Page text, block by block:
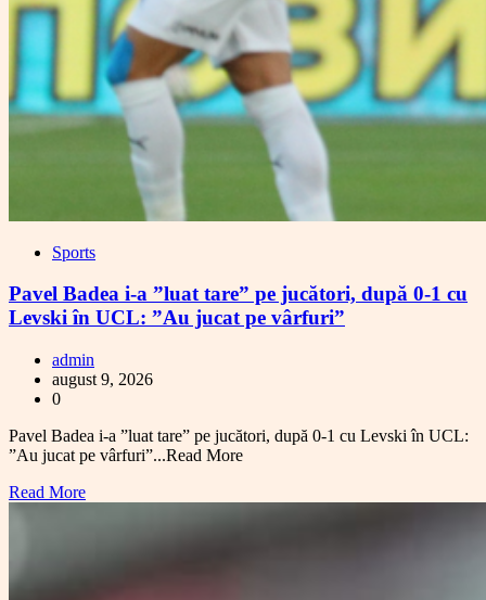
Sports
Pavel Badea i-a ”luat tare” pe jucători, după 0-1 cu
Levski în UCL: ”Au jucat pe vârfuri”
admin
august 9, 2026
0
Pavel Badea i-a ”luat tare” pe jucători, după 0-1 cu Levski în UCL:
”Au jucat pe vârfuri”...Read More
Read More